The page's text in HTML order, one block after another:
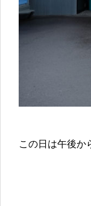
この日は午後か